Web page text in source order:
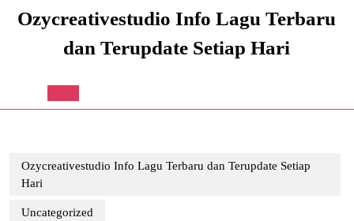
Ozycreativestudio Info Lagu Terbaru
dan Terupdate Setiap Hari
Open
Ozycreativestudio Info Lagu Terbaru dan Terupdate Setiap
Hari
Uncategorized